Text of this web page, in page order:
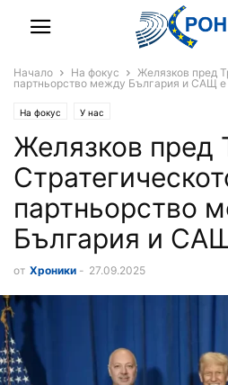
Начало На фокус
Желязков пред
партньорство между България и САЩ
На фокус У нас
Желязков пред
партньорство
България и
от Хроники - 27.09.2025